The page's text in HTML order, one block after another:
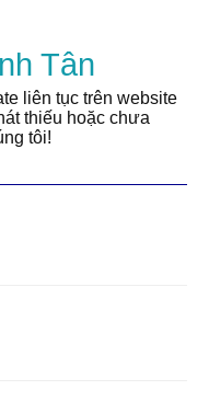
Tân
liên tục trên website
thiếu hoặc chưa
tôi!